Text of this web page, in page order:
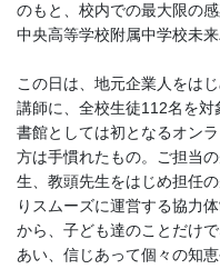
のもと、校内での最大限の
中央高等学校附属中学校未
この日は、地元企業人をは
講師に、全校生徒112名を
書館としては初となるオン
方は手慣れたもの。ご担当
生、教頭先生をはじめ担任
りスムーズに運営する協力
から、子ども達のことだけ
あい、信じあって個々の知